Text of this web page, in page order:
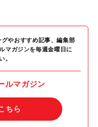
やおすすめ記事、編集部
マガジンを毎週金曜日に
。
ルマガジン
ちら